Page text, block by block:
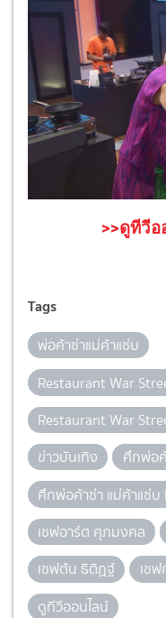
>>ดูทีวีอ
Tags
พ่อค้าซ่าแม่ค้าแซ่บ
Restaurant War
Restaurant War
ข่าวบันเทิง
ศึกพ่อ
ศึกพ่อค้าซ่า แม่ค้าแซ่บ
เชฟอาร์ต ศุภมงคล
เชฟต้น ธิติฏฐ์
เช
ดูทีวีออนไลน์